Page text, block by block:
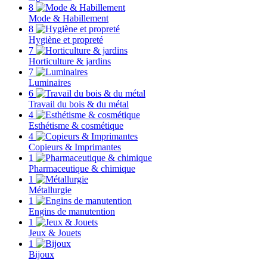
8
Mode & Habillement
8
Hygiène et propreté
7
Horticulture & jardins
7
Luminaires
6
Travail du bois & du métal
4
Esthétisme & cosmétique
4
Copieurs & Imprimantes
1
Pharmaceutique & chimique
1
Métallurgie
1
Engins de manutention
1
Jeux & Jouets
1
Bijoux